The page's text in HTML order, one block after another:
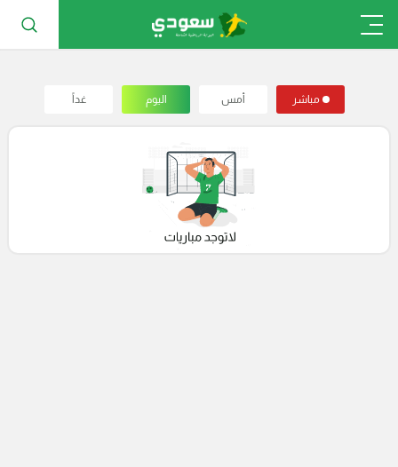
مباشر أمس اليوم غداً